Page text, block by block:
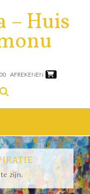
– Huis
AFREKENEN
zijn.